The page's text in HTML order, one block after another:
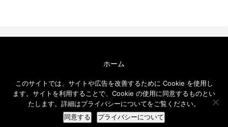
ホーム
免責事項
メールニュース
© 2016-2026 エクセルソフト ブログ.
このサイトでは、サイトや広告を改善するために Cookie を使用し
ます。サイトを利用することで、Cookie の使用に同意するものとい
たします。詳細はプライバシーについてをご覧ください。
同意する プライバシーについて